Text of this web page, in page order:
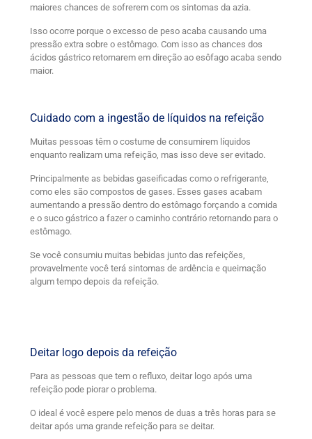
maiores chances de sofrerem com os sintomas da azia.
Isso ocorre porque o excesso de peso acaba causando uma
pressão extra sobre o estômago. Com isso as chances dos
ácidos gástrico retornarem em direção ao esôfago acaba sendo
maior.
Cuidado com a ingestão de líquidos na refeição
Muitas pessoas têm o costume de consumirem líquidos
enquanto realizam uma refeição, mas isso deve ser evitado.
Principalmente as bebidas gaseificadas como o refrigerante,
como eles são compostos de gases. Esses gases acabam
aumentando a pressão dentro do estômago forçando a comida
e o suco gástrico a fazer o caminho contrário retornando para o
estômago.
Se você consumiu muitas bebidas junto das refeições,
provavelmente você terá sintomas de ardência e queimação
algum tempo depois da refeição.
Deitar logo depois da refeição
Para as pessoas que tem o refluxo, deitar logo após uma
refeição pode piorar o problema.
O ideal é você espere pelo menos de duas a três horas para se
deitar após uma grande refeição para se deitar.